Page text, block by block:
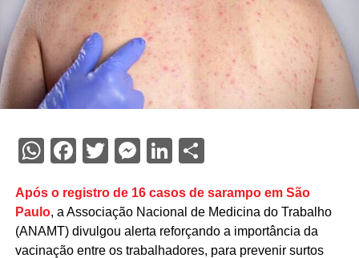
WhatsApp
Facebook
Twitter
Messenger
LinkedIn
Share
Após o registro de 16 casos de sarampo em São
Paulo, a Associação Nacional de Medicina do Trabalho
(ANAMT) divulgou alerta reforçando a importância da
vacinação entre os trabalhadores, para prevenir surtos